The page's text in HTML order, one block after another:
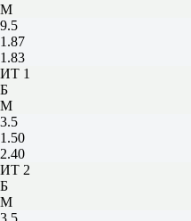
М
9.5
1.87
1.83
ИТ 1
Б
М
3.5
1.50
2.40
ИТ 2
Б
М
3.5